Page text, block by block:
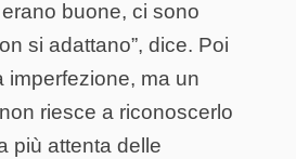
buone, ci sono
si adattano”, dice. Poi
imperfezione, ma un
riesce a riconoscerlo
più attenta delle